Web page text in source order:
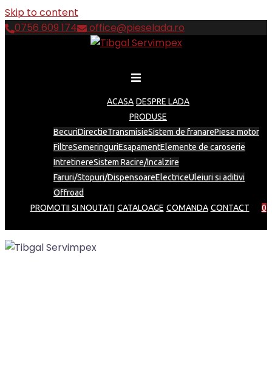
Skip to content
0756 609 174
office@pieselada.ro
ACASA DESPRE LADA
PRODUSE
BecuriDirectieTransmisieSistem de franarePiese motor
FiltreSemeringuriEsapamentElemente de caroserie
IntretinereSistem Racire/Incalzire
Faruri/Stopuri/DispensoareElectriceUleiuri si aditivi
Offroad
PROMOTII SI NOUTATI CATALOAGE COMANDA CONTACT 0